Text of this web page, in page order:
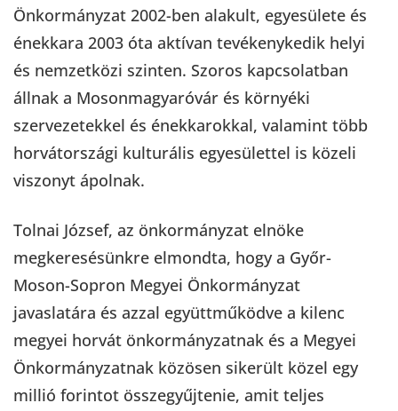
Önkormányzat 2002-ben alakult, egyesülete és
énekkara 2003 óta aktívan tevékenykedik helyi
és nemzetközi szinten. Szoros kapcsolatban
állnak a Mosonmagyaróvár és környéki
szervezetekkel és énekkarokkal, valamint több
horvátországi kulturális egyesülettel is közeli
viszonyt ápolnak.
Tolnai József, az önkormányzat elnöke
megkeresésünkre elmondta, hogy a Győr-
Moson-Sopron Megyei Önkormányzat
javaslatára és azzal együttműködve a kilenc
megyei horvát önkormányzatnak és a Megyei
Önkormányzatnak közösen sikerült közel egy
millió forintot összegyűjtenie, amit teljes